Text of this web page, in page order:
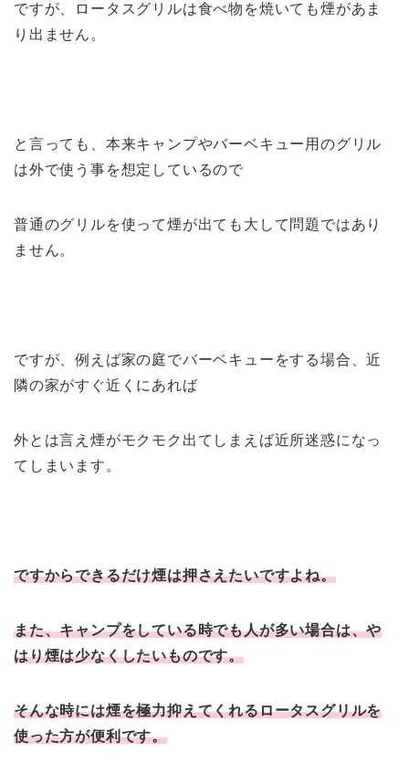
ですが、ロータスグリルは食べ物を焼いても煙があま
り出ません。
と言っても、本来キャンプやバーベキュー用のグリル
は外で使う事を想定しているので
普通のグリルを使って煙が出ても大して問題ではあり
ません。
ですが、例えば家の庭でバーベキューをする場合、近
隣の家がすぐ近くにあれば
外とは言え煙がモクモク出てしまえば近所迷惑になっ
てしまいます。
ですからできるだけ煙は押さえたいですよね。
また、キャンプをしている時でも人が多い場合は、や
はり煙は少なくしたいものです。
そんな時には煙を極力抑えてくれるロータスグリルを
使った方が便利です。